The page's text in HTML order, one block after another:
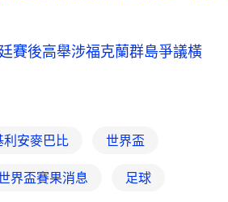
賽後高舉涉福克蘭群島爭議橫
利安麥巴比 世界盃
界盃賽果消息 足球